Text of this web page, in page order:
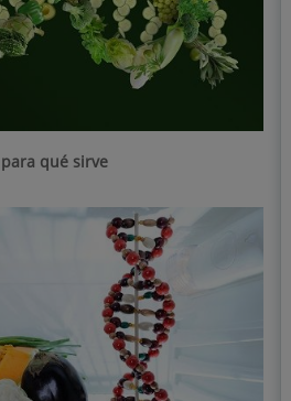
qué sirve